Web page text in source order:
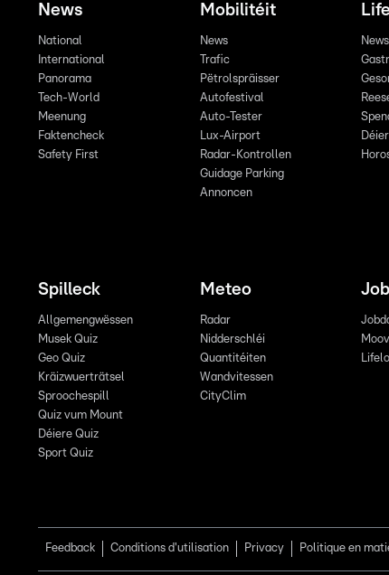
News
National
International
Panorama
Tech-World
Meenung
Faktencheck
Safety First
Mobilitéit
News
Trafic
Pëtrolspräisser
Autofestival
Auto-Tester
Lux-Airport
Radar-Kontrollen
Guidage Parking
Annoncen
Life
News
Spilleck
Allgemengwëssen
Musek Quiz
Geo Quiz
Kräizwuerträtsel
Sproochespill
Quiz vum Mount
Déiere Quiz
Sport Quiz
Meteo
Radar
Nidderschléi
Quantitéiten
Wandvitessen
CityClim
Feedback Conditions d'utilisation Privacy Politique en